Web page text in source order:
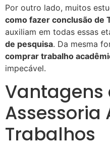
Por outro lado, muitos
como fazer conclusão de
auxiliam em todas essas
de pesquisa. Da mesma
comprar trabalho
impecável.
Vantagens
Trabalhos